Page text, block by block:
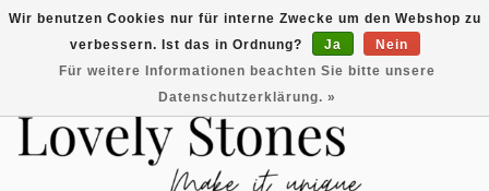
EUR
Wir benutzen Cookies nur für interne Zwecke um den Webshop zu
verbessern. Ist das in Ordnung?
Ja
Nein
Für weitere Informationen beachten Sie bitte unsere
Datenschutzerklärung. »